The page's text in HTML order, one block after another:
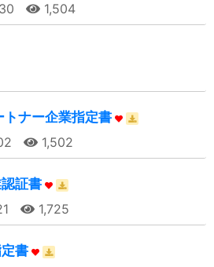
1,504
ナー企業指定書
1,502
証書
1,725
書